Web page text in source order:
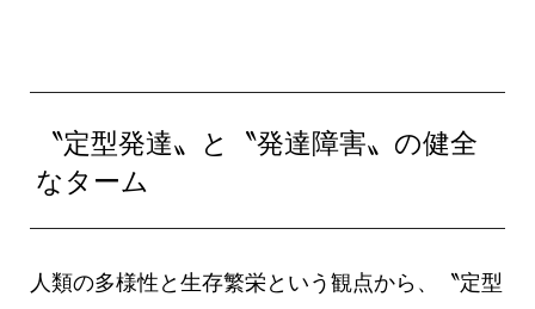
〝定型発達〟と〝発達障害〟の健全
なターム
人類の多様性と生存繁栄という観点から、〝定型